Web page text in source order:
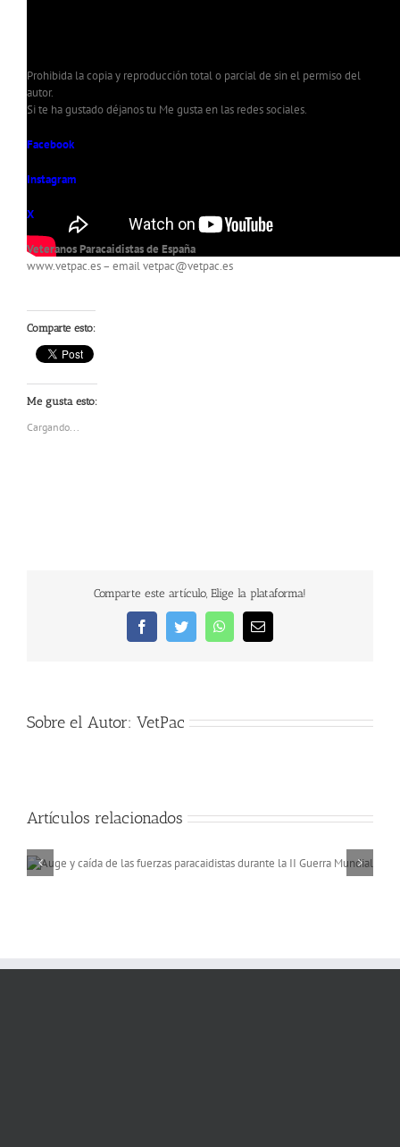
Prohibida la copia y reproducción total o parcial de sin el permiso del
autor.
Si te ha gustado déjanos tu Me gusta en las redes sociales.
Facebook
Instagram
X
Veteranos Paracaidistas de España
www.vetpac.es – email vetpac@vetpac.es
Comparte esto:
Me gusta esto:
Cargando...
Comparte este artículo, Elige la plataforma!
FacebookTwitterWhatsAppCorreo
Sobre el Autor: VetPac
Artículos relacionados
Memorias de África,